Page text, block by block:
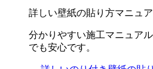
詳しい壁紙の貼り方マニュ
分かりやすい施工マニュア
でも安心です。